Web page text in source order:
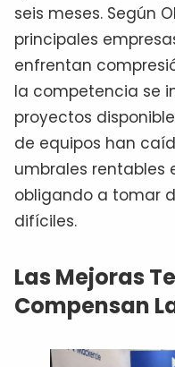
seis meses. Según
principales
enfrentan
la competencia se
proyectos
de equipos han
umbrales rentables
obligando a tomar
difíciles.
Las Mejoras
Compensan